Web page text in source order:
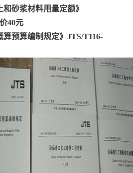
砂浆材料用量定额》
40元
算预算编制规定》JTS/T116-